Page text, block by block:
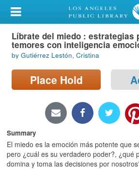
My Account
Library Card
Sign In
Search
Locations/Hours (external
Privacy
Líbrate del miedo : estrategias
temores con inteligencia
by Gutiérrez Lestón, Cristina
Place Hold
Summary
El miedo es la emoción más potente que
pero ¿cuál es su verdadero poder?, ¿qué
domina y toma las decisiones por